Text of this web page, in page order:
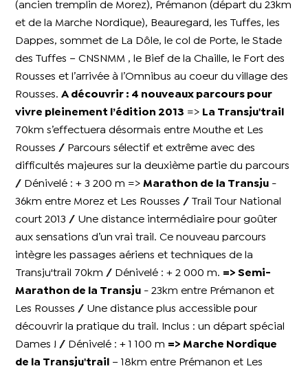
(ancien tremplin de Morez), Prémanon (départ du 23km
et de la Marche Nordique), Beauregard, les Tuffes, les
Dappes, sommet de La Dôle, le col de Porte, le Stade
des Tuffes – CNSNMM , le Bief de la Chaille, le Fort des
Rousses et l’arrivée à l’Omnibus au coeur du village des
Rousses.A découvrir : 4 nouveaux parcours pour
vivre pleinement l’édition 2013 => La Transju'trail
70km s’effectuera désormais entre Mouthe et Les
Rousses // Parcours sélectif et extrême avec des
difficultés majeures sur la deuxième partie du parcours
// Dénivelé : + 3 200 m =>Marathon de la Transju -
36km entre Morez et Les Rousses // Trail Tour National
court 2013 // Une distance intermédiaire pour goûter
aux sensations d’un vrai trail. Ce nouveau parcours
intègre les passages aériens et techniques de la
Transju'trail 70km // Dénivelé : + 2 000 m. => Semi-
Marathon de la Transju - 23km entre Prémanon et
Les Rousses // Une distance plus accessible pour
découvrir la pratique du trail. Inclus : un départ spécial
Dames ! // Dénivelé : + 1 100 m => Marche Nordique
de la Transju'trail
– 18km entre Prémanon et Les